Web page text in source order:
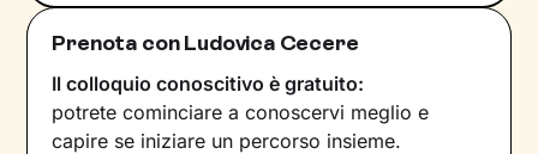
Prenota con Ludovica Cecere
Il colloquio conoscitivo è gratuito:
potrete cominciare a conoscervi meglio e
capire se iniziare un percorso insieme.